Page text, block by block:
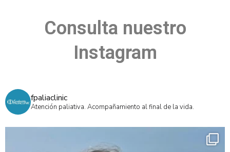
Consulta nuestro
Instagram
fpaliaclinic
Atención paliativa. Acompañamiento al final de la vida.